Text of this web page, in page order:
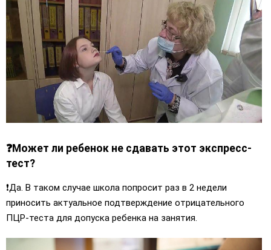
❓Может ли ребенок не сдавать этот экспресс-
тест?
❗️Да. В таком случае школа попросит раз в 2 недели
приносить актуальное подтверждение отрицательного
ПЦР-теста для допуска ребенка на занятия.